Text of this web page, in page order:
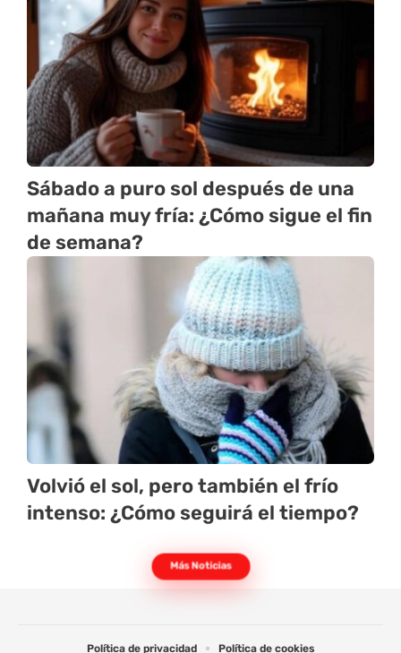
Sábado a puro sol después de una
mañana muy fría: ¿Cómo sigue el fin
de semana?
Volvió el sol, pero también el frío
intenso: ¿Cómo seguirá el tiempo?
Más Noticias
Política de privacidad Política de cookies